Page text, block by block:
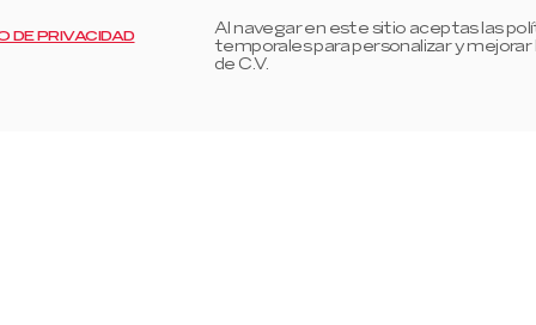
DE PRIVACIDAD
Al navegar en este sitio aceptas las
temporales para personalizar y
de C.V.